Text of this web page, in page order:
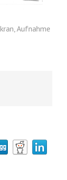
Aufnahme